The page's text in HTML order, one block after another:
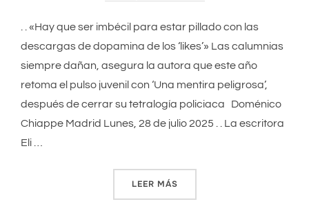
. . «Hay que ser imbécil para estar pillado con las
descargas de dopamina de los ‘likes’» Las calumnias
siempre dañan, asegura la autora que este año
retoma el pulso juvenil con ‘Una mentira peligrosa’,
después de cerrar su tetralogía policiaca Doménico
Chiappe Madrid Lunes, 28 de julio 2025 . . La escritora
Eli …
LEER MÁS